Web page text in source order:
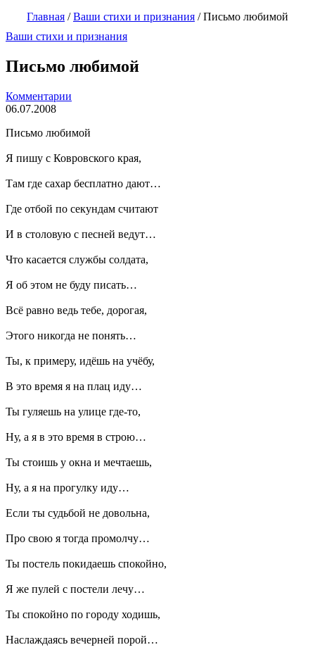
Главная /Ваши стихи и признания /Письмо любимой
Ваши стихи и признания
Письмо любимой
Комментарии
06.07.2008
Письмо любимой
Я пишу с Ковровского края,
Там где сахар бесплатно дают…
Где отбой по секундам считают
И в столовую с песней ведут…
Что касается службы солдата,
Я об этом не буду писать…
Всё равно ведь тебе, дорогая,
Этого никогда не понять…
Ты, к примеру, идёшь на учёбу,
В это время я на плац иду…
Ты гуляешь на улице где-то,
Ну, а я в это время в строю…
Ты стоишь у окна и мечтаешь,
Ну, а я на прогулку иду…
Если ты судьбой не довольна,
Про свою я тогда промолчу…
Ты постель покидаешь спокойно,
Я же пулей с постели лечу…
Ты спокойно по городу ходишь,
Наслаждаясь вечерней порой…